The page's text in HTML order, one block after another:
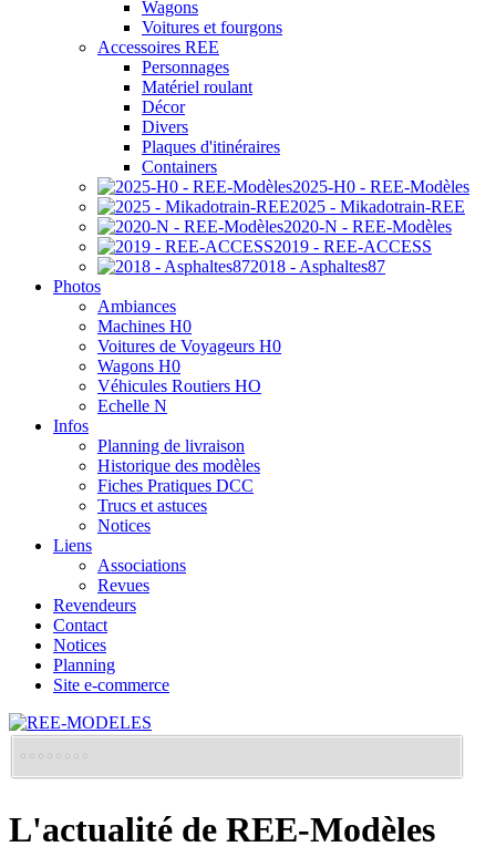
Wagons
Voitures et fourgons
Accessoires REE
Personnages
Matériel roulant
Décor
Divers
Plaques d'itinéraires
Containers
2025-H0 - REE-Modèles
2025 - Mikadotrain-REE
2020-N - REE-Modèles
2019 - REE-ACCESS
2018 - Asphaltes87
Photos
Ambiances
Machines H0
Voitures de Voyageurs H0
Wagons H0
Véhicules Routiers HO
Echelle N
Infos
Planning de livraison
Historique des modèles
Fiches Pratiques DCC
Trucs et astuces
Notices
Liens
Associations
Revues
Revendeurs
Contact
Notices
Planning
Site e-commerce
L'actualité de REE-Modèles